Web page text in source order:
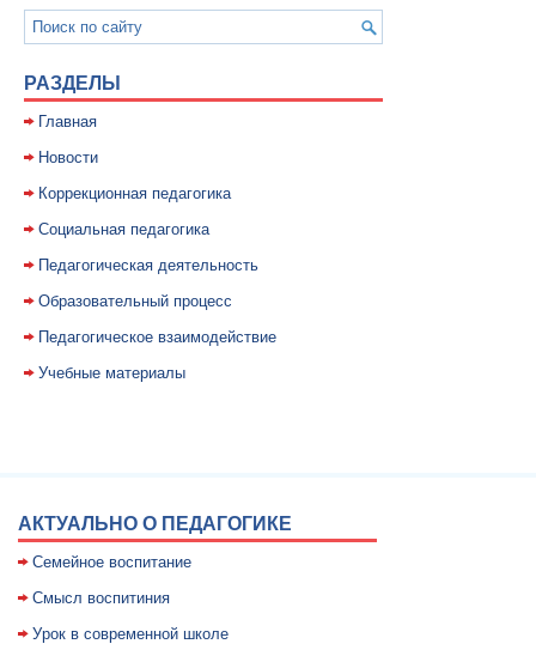
РАЗДЕЛЫ
Главная
Новости
Коррекционная педагогика
Социальная педагогика
Педагогическая деятельность
Образовательный процесс
Педагогическое взаимодействие
Учебные материалы
АКТУАЛЬНО О ПЕДАГОГИКЕ
Семейное воспитание
Смысл воспитиния
Уpок в совpеменной школе